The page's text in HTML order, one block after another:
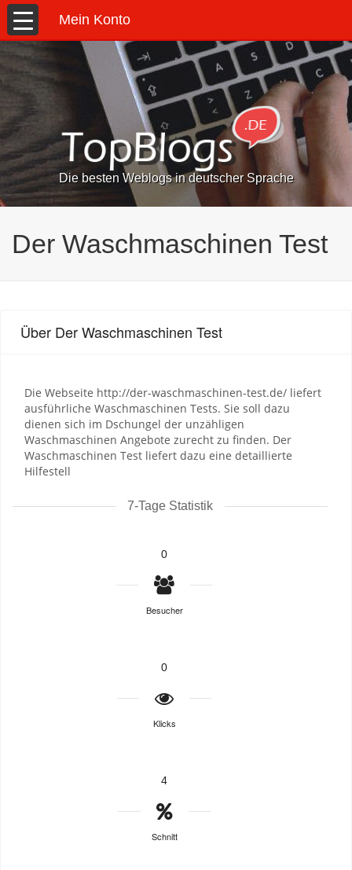
Mein Konto
Die besten Weblogs in deutscher Sprache
Der Waschmaschinen Test
Über Der Waschmaschinen Test
Die Webseite http://der-waschmaschinen-test.de/ liefert
ausführliche Waschmaschinen Tests. Sie soll dazu
dienen sich im Dschungel der unzähligen
Waschmaschinen Angebote zurecht zu finden. Der
Waschmaschinen Test liefert dazu eine detaillierte
Hilfestell
7-Tage Statistik
0
Besucher
0
Klicks
4
Schnitt